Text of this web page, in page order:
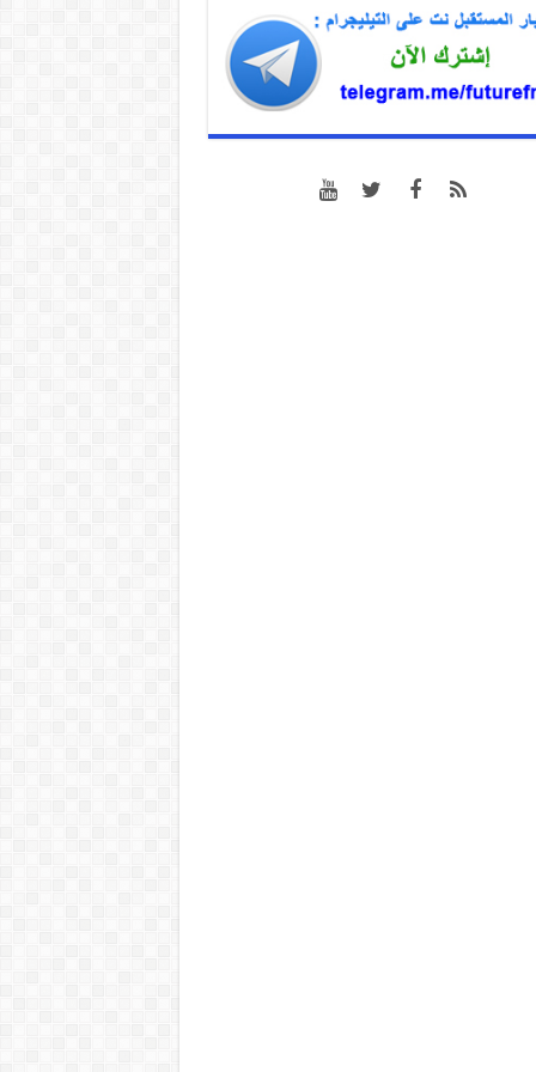
المؤامرة